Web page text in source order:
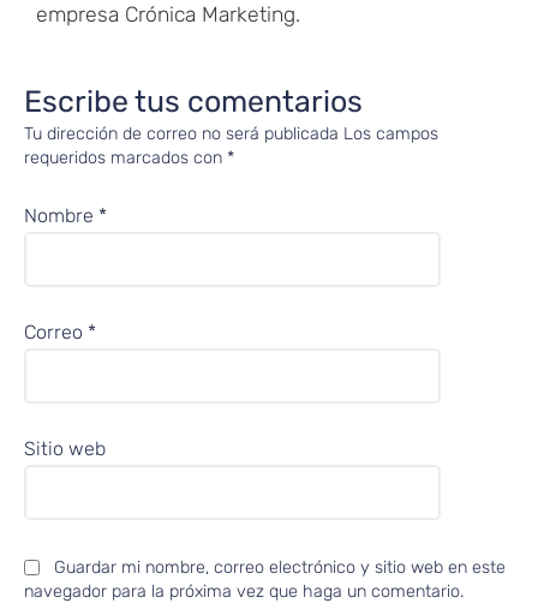
empresa Crónica Marketing.
Escribe tus comentarios
Tu dirección de correo no será publicada Los campos
requeridos marcados con *
Nombre *
Correo *
Sitio web
Guardar mi nombre, correo electrónico y sitio web en este
navegador para la próxima vez que haga un comentario.